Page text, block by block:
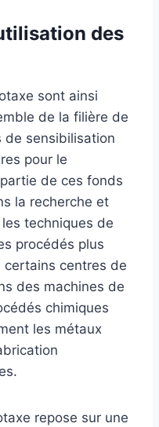
des
sont ainsi
de la filière de
de sensibilisation
pour le
de ces fonds
la recherche et
techniques de
procédés plus
certains centres de
des machines de
chimiques
les métaux
repose sur une